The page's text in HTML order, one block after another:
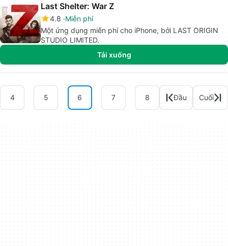
Last Shelter: War Z
4.8 Miễn phí
Một ứng dụng miễn phí cho iPhone, bởi LAST ORIGIN
STUDIO LIMITED.
Tải xuống
4 5 6 7 8 Đầu Cuối